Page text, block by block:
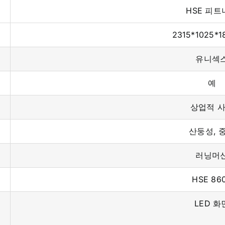
HSE 피트
유니섹
예
상업적
산둥성,
러닝머
HSE
LED 화